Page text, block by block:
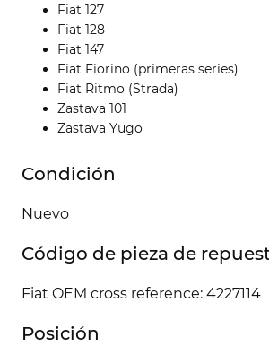
Fiat 127
Fiat 128
Fiat 147
Fiat Fiorino (primeras series)
Fiat Ritmo (Strada)
Zastava 101
Zastava Yugo
Condición
Nuevo
Código de pieza de
Fiat OEM cross reference: 4227114
Posición